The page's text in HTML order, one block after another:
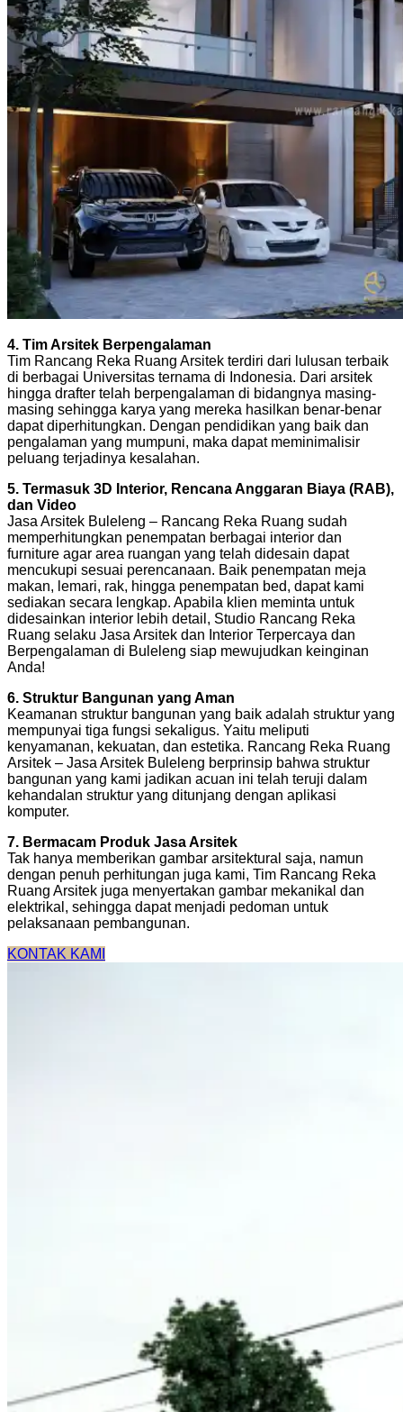
4. Tim Arsitek Berpengalaman
Tim Rancang Reka Ruang Arsitek terdiri dari lulusan terbaik
di berbagai Universitas ternama di Indonesia. Dari arsitek
hingga drafter telah berpengalaman di bidangnya masing-
masing sehingga karya yang mereka hasilkan benar-benar
dapat diperhitungkan. Dengan pendidikan yang baik dan
pengalaman yang mumpuni, maka dapat meminimalisir
peluang terjadinya kesalahan.
5. Termasuk 3D Interior, Rencana Anggaran Biaya (RAB),
dan Video
Jasa Arsitek Buleleng – Rancang Reka Ruang sudah
memperhitungkan penempatan berbagai interior dan
furniture agar area ruangan yang telah didesain dapat
mencukupi sesuai perencanaan. Baik penempatan meja
makan, lemari, rak, hingga penempatan bed, dapat kami
sediakan secara lengkap. Apabila klien meminta untuk
didesainkan interior lebih detail, Studio Rancang Reka
Ruang selaku Jasa Arsitek dan Interior Terpercaya dan
Berpengalaman di Buleleng siap mewujudkan keinginan
Anda!
6. Struktur Bangunan yang Aman
Keamanan struktur bangunan yang baik adalah struktur yang
mempunyai tiga fungsi sekaligus. Yaitu meliputi
kenyamanan, kekuatan, dan estetika. Rancang Reka Ruang
Arsitek – Jasa Arsitek Buleleng berprinsip bahwa struktur
bangunan yang kami jadikan acuan ini telah teruji dalam
kehandalan struktur yang ditunjang dengan aplikasi
komputer.
7. Bermacam Produk Jasa Arsitek
Tak hanya memberikan gambar arsitektural saja, namun
dengan penuh perhitungan juga kami, Tim Rancang Reka
Ruang Arsitek juga menyertakan gambar mekanikal dan
elektrikal, sehingga dapat menjadi pedoman untuk
pelaksanaan pembangunan.
KONTAK KAMI